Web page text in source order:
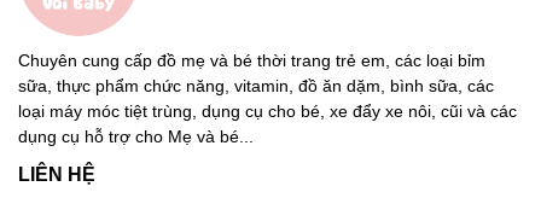
Chuyên cung cấp đồ mẹ và bé thời trang trẻ em, các loại bỉm
sữa, thực phẩm chức năng, vitamin, đồ ăn dặm, bình sữa, các
loại máy móc tiệt trùng, dụng cụ cho bé, xe đẩy xe nôi, cũi và các
dụng cụ hỗ trợ cho Mẹ và bé...
LIÊN HỆ